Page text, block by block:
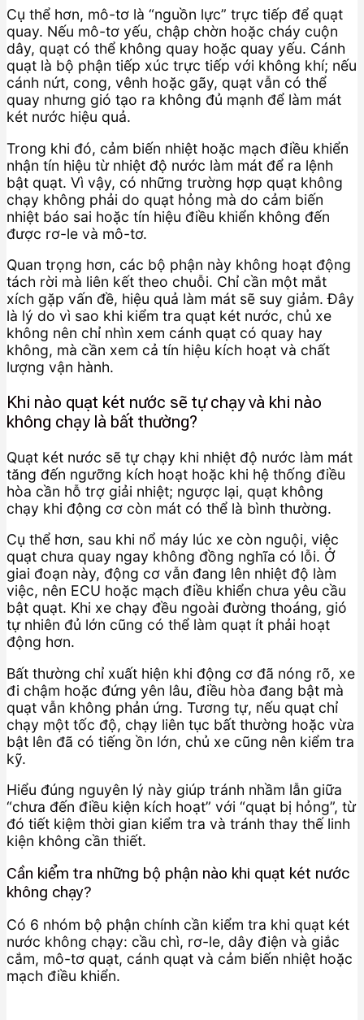
Cụ thể hơn, mô-tơ là “nguồn lực” trực tiếp để quạt
quay. Nếu mô-tơ yếu, chập chờn hoặc cháy cuộn
dây, quạt có thể không quay hoặc quay yếu. Cánh
quạt là bộ phận tiếp xúc trực tiếp với không khí; nếu
cánh nứt, cong, vênh hoặc gãy, quạt vẫn có thể
quay nhưng gió tạo ra không đủ mạnh để làm mát
két nước hiệu quả.
Trong khi đó, cảm biến nhiệt hoặc mạch điều khiển
nhận tín hiệu từ nhiệt độ nước làm mát để ra lệnh
bật quạt. Vì vậy, có những trường hợp quạt không
chạy không phải do quạt hỏng mà do cảm biến
nhiệt báo sai hoặc tín hiệu điều khiển không đến
được rơ-le và mô-tơ.
Quan trọng hơn, các bộ phận này không hoạt động
tách rời mà liên kết theo chuỗi. Chỉ cần một mắt
xích gặp vấn đề, hiệu quả làm mát sẽ suy giảm. Đây
là lý do vì sao khi kiểm tra quạt két nước, chủ xe
không nên chỉ nhìn xem cánh quạt có quay hay
không, mà cần xem cả tín hiệu kích hoạt và chất
lượng vận hành.
Khi nào quạt két nước sẽ tự chạy và khi nào
không chạy là bất thường?
Quạt két nước sẽ tự chạy khi nhiệt độ nước làm mát
tăng đến ngưỡng kích hoạt hoặc khi hệ thống điều
hòa cần hỗ trợ giải nhiệt; ngược lại, quạt không
chạy khi động cơ còn mát có thể là bình thường.
Cụ thể hơn, sau khi nổ máy lúc xe còn nguội, việc
quạt chưa quay ngay không đồng nghĩa có lỗi. Ở
giai đoạn này, động cơ vẫn đang lên nhiệt độ làm
việc, nên ECU hoặc mạch điều khiển chưa yêu cầu
bật quạt. Khi xe chạy đều ngoài đường thoáng, gió
tự nhiên đủ lớn cũng có thể làm quạt ít phải hoạt
động hơn.
Bất thường chỉ xuất hiện khi động cơ đã nóng rõ, xe
đi chậm hoặc đứng yên lâu, điều hòa đang bật mà
quạt vẫn không phản ứng. Tương tự, nếu quạt chỉ
chạy một tốc độ, chạy liên tục bất thường hoặc vừa
bật lên đã có tiếng ồn lớn, chủ xe cũng nên kiểm tra
kỹ.
Hiểu đúng nguyên lý này giúp tránh nhầm lẫn giữa
“chưa đến điều kiện kích hoạt” với “quạt bị hỏng”, từ
đó tiết kiệm thời gian kiểm tra và tránh thay thế linh
kiện không cần thiết.
Cần kiểm tra những bộ phận nào khi quạt két nước
không chạy?
Có 6 nhóm bộ phận chính cần kiểm tra khi quạt két
nước không chạy: cầu chì, rơ-le, dây điện và giắc
cắm, mô-tơ quạt, cánh quạt và cảm biến nhiệt hoặc
mạch điều khiển.